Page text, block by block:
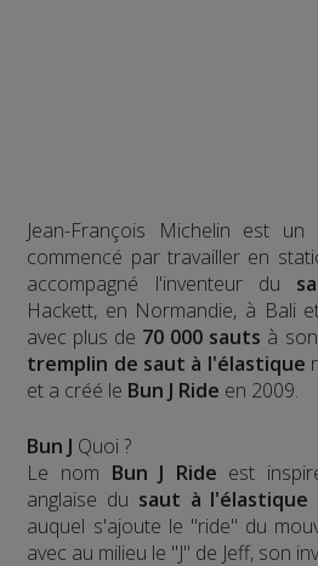
Jean-François Michelin est un
commencé par travailler en
accompagné l'inventeur du
Hackett, en Normandie, à Bali
avec plus de 70 000 sauts à
tremplin de saut à l'élastique
et a créé le Bun J Ride en 2009.
Bun J Quoi ?
Le nom Bun J Ride est
anglaise du saut à l'élastique
auquel s'ajoute le "ride" du
avec au milieu le "J" de Jeff, son